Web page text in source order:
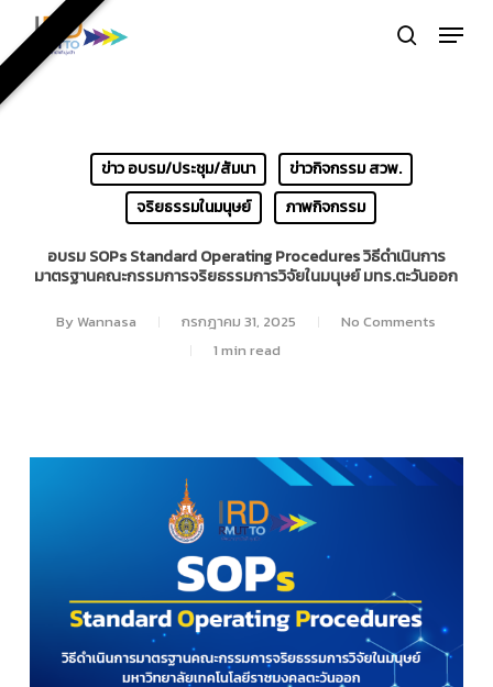
main
content
search
Menu
ข่าว อบรม/ประชุม/สัมนา
ข่าวกิจกรรม สวพ.
จริยธรรมในมนุษย์
ภาพกิจกรรม
อบรม SOPs Standard Operating Procedures วิธีดำเนินการ
มาตรฐานคณะกรรมการจริยธรรมการวิจัยในมนุษย์ มทร.ตะวันออก
ByWannasa กรกฎาคม 31, 2025
No Comments
1 min read